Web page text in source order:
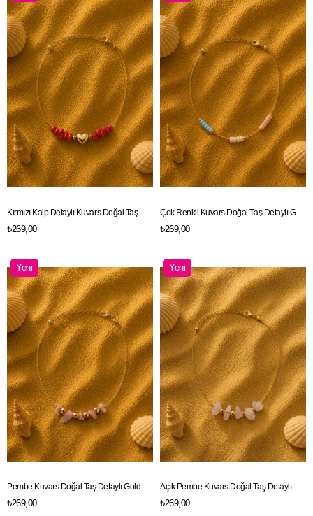
₺269,00
Ürün
Çok Renkli Kuvars Doğal Taş Detaylı Gold Renk Zincir Halhal
₺269,00
Ürün
Pembe Kuvars Doğal Taş Detaylı Gold Renk Zincir Halhal
₺269,00
Yeni
Ürün
Açık Pembe Kuvars Doğal Taş Detaylı Gold Renk Zincir Halhal
₺269,00
Yeni
Ürün